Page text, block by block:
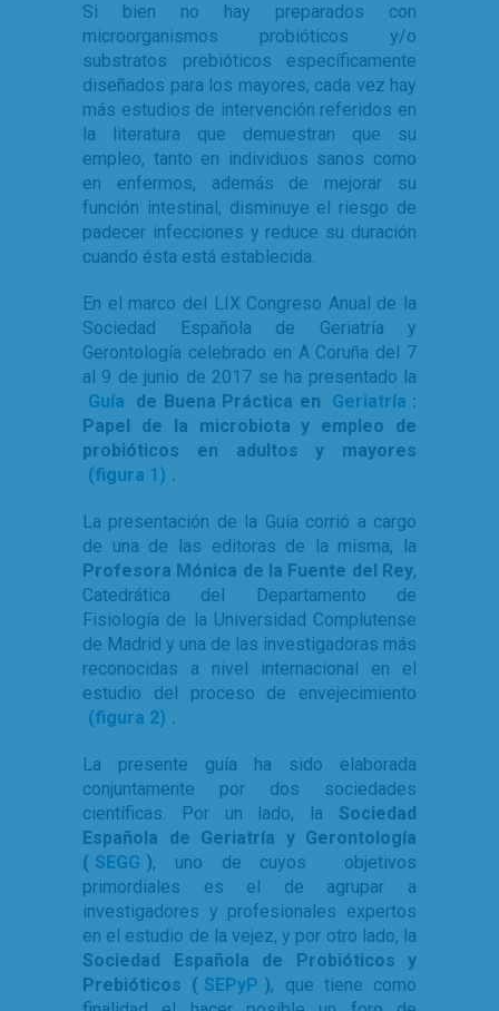
Si bien no hay preparados con
microorganismos probióticos y/o
substratos prebióticos específicamente
diseñados para los mayores, cada vez hay
más estudios de intervención referidos en
la literatura que demuestran que su
empleo, tanto en individuos sanos como
en enfermos, además de mejorar su
función intestinal, disminuye el riesgo de
padecer infecciones y reduce su duración
cuando ésta está establecida.
En el marco del LIX Congreso Anual de la
Sociedad Española de Geriatría y
Gerontología celebrado en A Coruña del 7
al 9 de junio de 2017 se ha presentado la
Guía
de Buena Práctica en Geriatría :
Papel de la microbiota y empleo de
probióticos en adultos y mayores
(figura 1) .
La presentación de la Guía corrió a cargo
de una de las editoras de la misma, la
Profesora Mónica de la Fuente del Rey,
Catedrática del Departamento de
Fisiología de la Universidad Complutense
de Madrid y una de las investigadoras más
reconocidas a nivel internacional en el
estudio del proceso de envejecimiento
(figura 2) .
La presente guía ha sido elaborada
conjuntamente por dos sociedades
científicas. Por un lado, la Sociedad
Española de Geriatría y Gerontología
( SEGG ), uno de cuyos objetivos
primordiales es el de agrupar a
investigadores y profesionales expertos
en el estudio de la vejez, y por otro lado, la
Sociedad Española de Probióticos y
Prebióticos ( SEPyP ), que tiene como